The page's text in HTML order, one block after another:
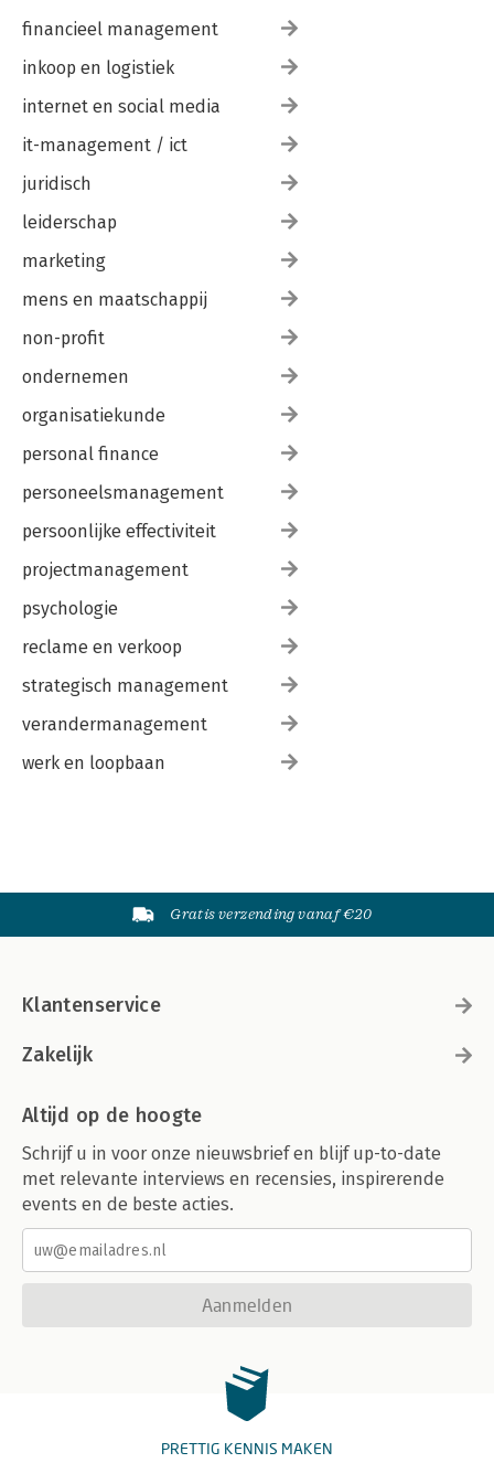
financieel management
inkoop en logistiek
internet en social media
it-management / ict
juridisch
leiderschap
marketing
mens en maatschappij
non-profit
ondernemen
organisatiekunde
personal finance
personeelsmanagement
persoonlijke effectiviteit
projectmanagement
psychologie
reclame en verkoop
strategisch management
verandermanagement
werk en loopbaan
Gratis verzending vanaf €20
Klantenservice
Zakelijk
Altijd op de hoogte
Schrijf u in voor onze nieuwsbrief en blijf up-to-date
met relevante interviews en recensies, inspirerende
events en de beste acties.
Aanmelden
PRETTIG KENNIS MAKEN